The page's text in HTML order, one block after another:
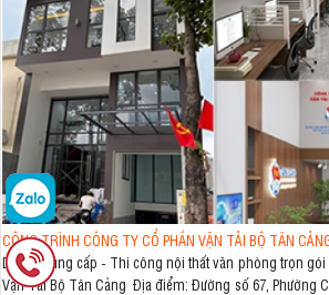
CÔNG TRÌNH CÔNG TY CỔ PHẦN VẬN TẢI BỘ TÂN
Dự án: Cung cấp - Thi công nội thất văn phòng trọn gói
Vận Tải Bộ Tân Cảng Địa điểm: Đường số 67, Phường